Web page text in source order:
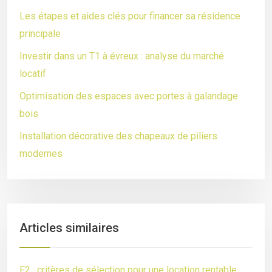
Les étapes et aides clés pour financer sa résidence
principale
Investir dans un T1 à évreux : analyse du marché
locatif
Optimisation des espaces avec portes à galandage
bois
Installation décorative des chapeaux de piliers
modernes
Articles similaires